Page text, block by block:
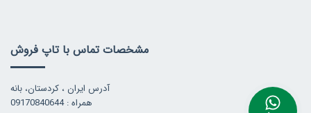
مشخصات تماس با تاپ فروش
آدرس ایران ، کردستان، بانه
همراه : 09170840644